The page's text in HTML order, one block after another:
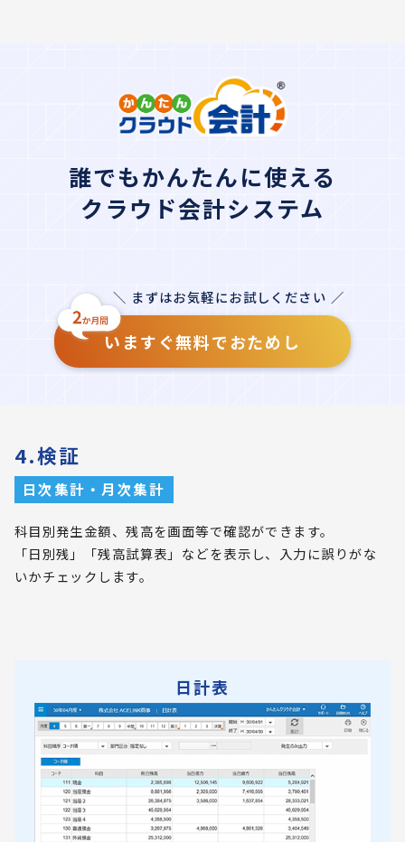
誰でもかんたんに使える
クラウド会計システム
＼ まずはお気軽にお試しください ／
いますぐ無料でおためし
4.検証
日次集計・月次集計
科目別発生金額、残高を画面等で確認ができます。
「日別残」「残高試算表」などを表示し、入力に誤りがな
いかチェックします。
日計表